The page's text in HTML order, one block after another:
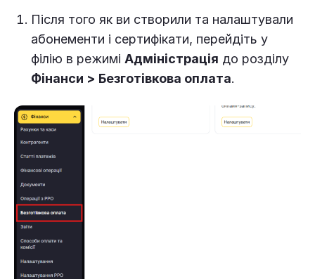
Після того як ви створили та налаштували
абонементи і сертифікати, перейдіть у
філію в режимі Адміністрація до розділу
Фінанси > Безготівкова оплата.